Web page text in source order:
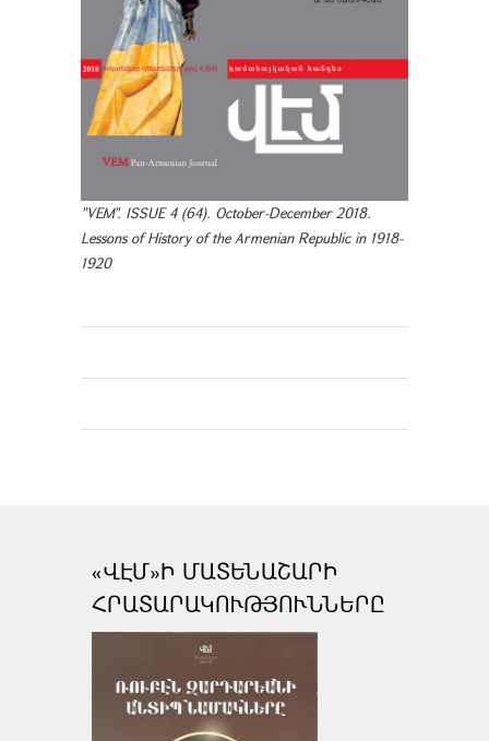
"VEM". ISSUE 4 (64). October-December 2018.
Lessons of History of the Armenian Republic in 1918-
1920
«ՎԷՄ»Ի ՄԱՏԵՆԱՇԱՐԻ
ՀՐԱՏԱՐԱԿՈՒԹՅՈՒՆՆԵՐԸ